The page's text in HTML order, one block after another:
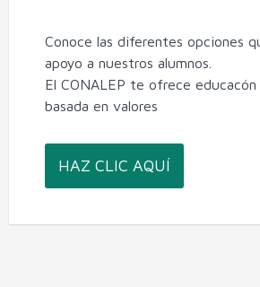
Conoce las diferentes opciones
apoyo a nuestros alumnos.
El CONALEP te ofrece educacón
basada en valores
HAZ CLIC AQUÍ